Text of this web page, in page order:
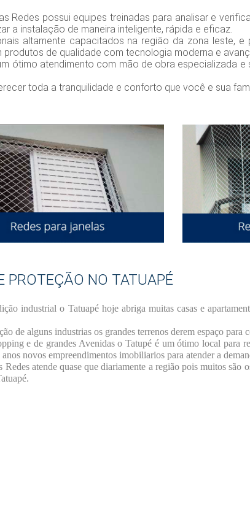
Redes possui equipes treinadas para analisar e
a instalação de maneira inteligente, rápida e eficaz.
altamente capacitados na região da zona leste,
produtos de qualidade com tecnologia moderna e
ótimo atendimento com mão de obra especializada
toda a tranquilidade e conforto que você e sua
PROTEÇÃO NO TATUAPÉ
industrial o Tatuapé hoje abriga muitas casas e
de alguns industrias os grandes terrenos derem espaço para
e de grandes Avenidas o Tatupé é um ótimo local para
novos empreendimentos imobiliarios para atender a
Redes atende quase que diariamente a região pois muitos são